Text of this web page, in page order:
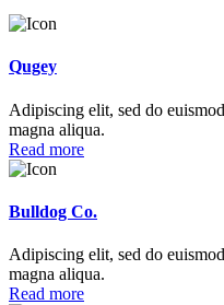
Qugey
Adipiscing elit, sed do
magna aliqua.
Read more
Bulldog Co.
Adipiscing elit, sed do
magna aliqua.
Read more